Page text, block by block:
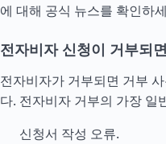
에 대해 공식 뉴스를 확인하
전자비자 신청이 거부되
전자비자가 거부되면 거부
다. 전자비자 거부의 가장 일
신청서 작성 오류.